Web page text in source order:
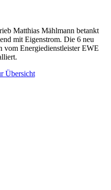
Matthias Mählmann betankt
mit Eigenstrom. Die 6 neu
vom Energiedienstleister EWE
Übersicht